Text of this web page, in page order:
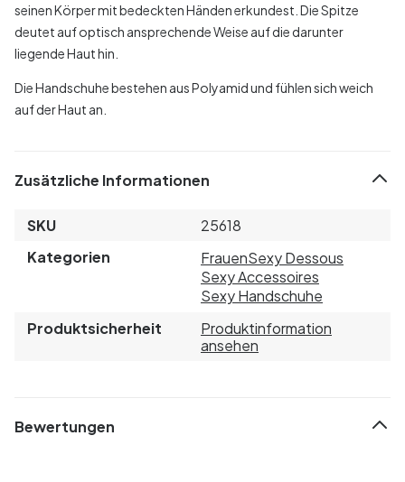
seinen Körper mit bedeckten Händen erkundest. Die Spitze
deutet auf optisch ansprechende Weise auf die darunter
liegende Haut hin.
Die Handschuhe bestehen aus Polyamid und fühlen sich weich
auf der Haut an.
Zusätzliche Informationen
SKU
25618
Kategorien
FrauenSexy Dessous
Sexy Accessoires
Sexy Handschuhe
Produktsicherheit
Produktinformation
ansehen
Bewertungen